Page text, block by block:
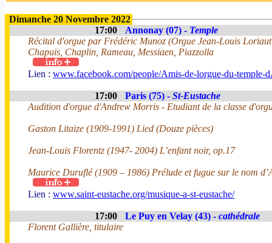
Dimanche 20 Novembre 2022
17:00
Annonay (07) - Temple
Récital d'orgue par Frédéric Munoz (Orgue Jean-Louis
Chapuis, Chaplin, Rameau, Messiaen, Piazzolla
Lien : www.facebook.com/people/Amis-de-lorgue-du-temple-
17:00 Paris (75) - St-Eustache
Audition d'orgue d'Andrew Morris - Etudiant de la classe
Gaston Litaize (1909-1991) Lied (Douze pièces)
Jean-Louis Florentz (1947- 2004) L’enfant noir, op.17
Maurice Duruflé (1909 – 1986) Prélude et fugue sur le nom
Lien : www.saint-eustache.org/musique-a-st-eustache/
17:00 Le Puy en Velay (43) - cathédrale
Florent Gallière, titulaire